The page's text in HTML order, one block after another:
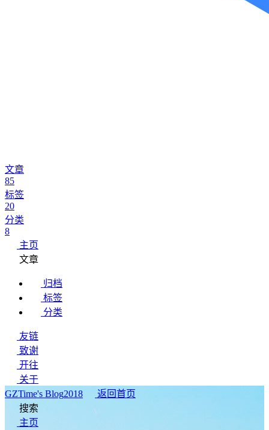
文章
85
标签
20
分类
8
主页
文章
归档
标签
分类
友链
致谢
开往
关于
GZTime's Blog2018
返回首页
搜索
主页